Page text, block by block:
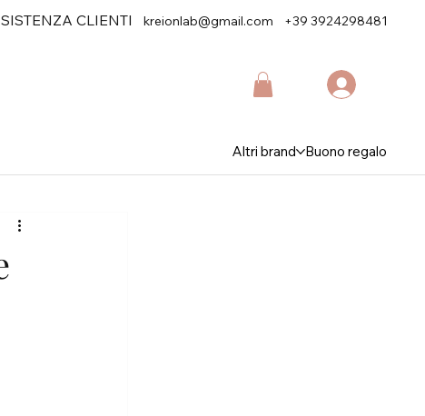
CLIENTI kreionlab@gmail.com +39 3924298481
Altri brand Buono regalo